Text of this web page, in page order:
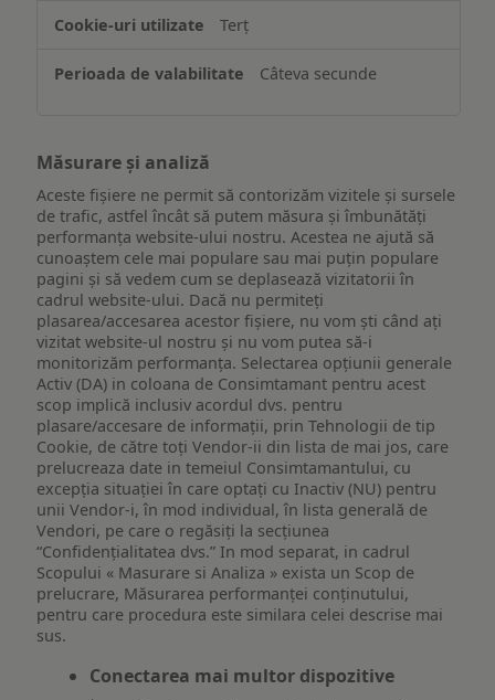
Terț
Câteva secunde
Măsurare și analiză
Aceste fișiere ne permit să contorizăm vizitele și sursele
de trafic, astfel încât să putem măsura și îmbunătăți
performanța website-ului nostru. Acestea ne ajută să
cunoaștem cele mai populare sau mai puțin populare
pagini și să vedem cum se deplasează vizitatorii în
cadrul website-ului. Dacă nu permiteți
plasarea/accesarea acestor fișiere, nu vom ști când ați
vizitat website-ul nostru și nu vom putea să-i
monitorizăm performanța. Selectarea opțiunii generale
Activ (DA) in coloana de Consimtamant pentru acest
scop implică inclusiv acordul dvs. pentru
plasare/accesare de informații, prin Tehnologii de tip
Cookie, de către toți Vendor-ii din lista de mai jos, care
prelucreaza date in temeiul Consimtamantului, cu
excepția situației în care optați cu Inactiv (NU) pentru
unii Vendor-i, în mod individual, în lista generală de
Vendori, pe care o regăsiți la secțiunea
“Confidențialitatea dvs.” In mod separat, in cadrul
Scopului « Masurare si Analiza » exista un Scop de
prelucrare, Măsurarea performanței conținutului,
pentru care procedura este similara celei descrise mai
sus.
Conectarea mai multor dispozitive